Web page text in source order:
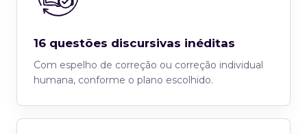
16 questões discursivas inéditas
Com espelho de correção ou correção individual
humana, conforme o plano escolhido.